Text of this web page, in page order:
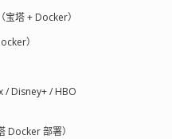
塔 + Docker）
）
/ Disney+ / HBO
部署）